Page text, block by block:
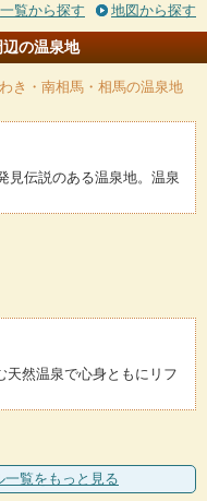
一覧から探す 地図から探す
辺の温泉地
き・南相馬・相馬の温泉地
見伝説のある温泉地。温泉
天然温泉で心身ともにリフ
一覧をもっと見る